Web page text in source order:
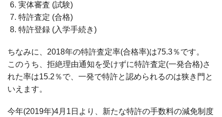
実体審査 (試験)
特許査定 (合格)
特許登録 (入学手続き)
ちなみに、2018年の特許査定率(合格率)は75.3％です。
このうち、拒絶理由通知を受けずに特許査定(一発合格)さ
れた率は15.2％で、一発で特許と認められるのは狭き門と
いえます。
今年(2019年)4月1日より、新たな特許の手数料の減免制度